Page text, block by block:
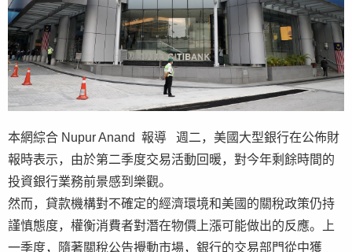
本網綜合 Nupur Anand 報導 週二，美國大型銀行在公佈財
報時表示，由於第二季度交易活動回暖，對今年剩餘時間的
投資銀行業務前景感到樂觀。
然而，貸款機構對不確定的經濟環境和美國的關稅政策仍持
謹慎態度，權衡消費者對潛在物價上漲可能做出的反應。上
一季度，隨著關稅公告攪動市場，銀行的交易部門從中獲